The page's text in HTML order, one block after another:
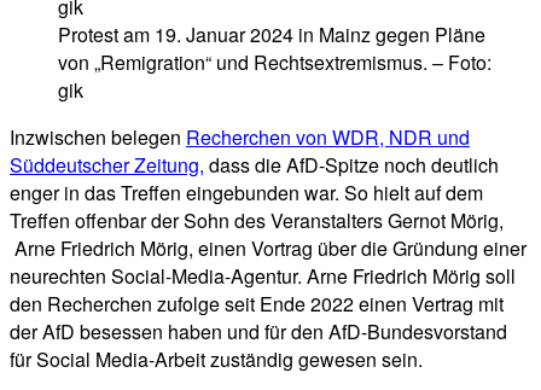
Protest am 19. Januar 2024 in Mainz gegen Pläne
von „Remigration“ und Rechtsextremismus. – Foto:
gik
Inzwischen belegen Recherchen von WDR, NDR und
Süddeutscher Zeitung, dass die AfD-Spitze noch deutlich
enger in das Treffen eingebunden war. So hielt auf dem
Treffen offenbar der Sohn des Veranstalters Gernot Mörig,
Arne Friedrich Mörig, einen Vortrag über die Gründung einer
neurechten Social-Media-Agentur. Arne Friedrich Mörig soll
den Recherchen zufolge seit Ende 2022 einen Vertrag mit
der AfD besessen haben und für den AfD-Bundesvorstand
für Social Media-Arbeit zuständig gewesen sein.